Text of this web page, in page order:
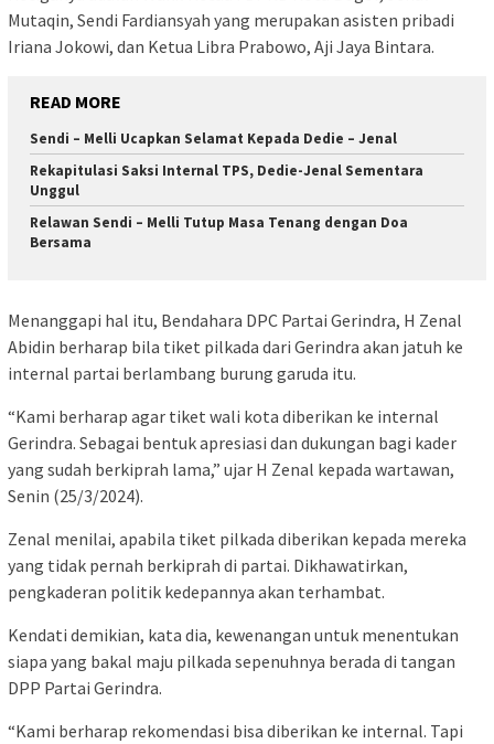
Mutaqin, Sendi Fardiansyah yang merupakan asisten pribadi
Iriana Jokowi, dan Ketua Libra Prabowo, Aji Jaya Bintara.
READ MORE
Sendi – Melli Ucapkan Selamat Kepada Dedie – Jenal
Rekapitulasi Saksi Internal TPS, Dedie-Jenal Sementara
Unggul
Relawan Sendi – Melli Tutup Masa Tenang dengan Doa
Bersama
Menanggapi hal itu, Bendahara DPC Partai Gerindra, H Zenal
Abidin berharap bila tiket pilkada dari Gerindra akan jatuh ke
internal partai berlambang burung garuda itu.
“Kami berharap agar tiket wali kota diberikan ke internal
Gerindra. Sebagai bentuk apresiasi dan dukungan bagi kader
yang sudah berkiprah lama,” ujar H Zenal kepada wartawan,
Senin (25/3/2024).
Zenal menilai, apabila tiket pilkada diberikan kepada mereka
yang tidak pernah berkiprah di partai. Dikhawatirkan,
pengkaderan politik kedepannya akan terhambat.
Kendati demikian, kata dia, kewenangan untuk menentukan
siapa yang bakal maju pilkada sepenuhnya berada di tangan
DPP Partai Gerindra.
“Kami berharap rekomendasi bisa diberikan ke internal. Tapi